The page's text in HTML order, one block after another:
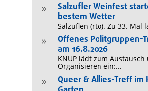
9
Salzufler Weinfest
bestem Wetter
Salzuflen (rto). Zu 33. Mal
9
Offenes Politgruppen-
am 16.8.2026
KNUP lädt zum Austausch
Organisieren ein:...
9
Queer & Allies-Treff im